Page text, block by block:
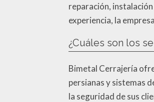
reparación,
experiencia, la
¿Cuáles son los
Bimetal Cerrajería
persianas y sistemas
la seguridad de sus